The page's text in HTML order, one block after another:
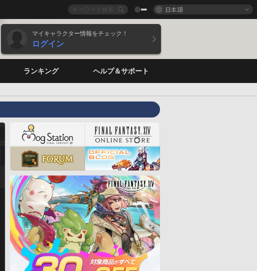
日本語
マイキャラクター情報をチェック！
ログイン
ランキング ヘルプ＆サポート